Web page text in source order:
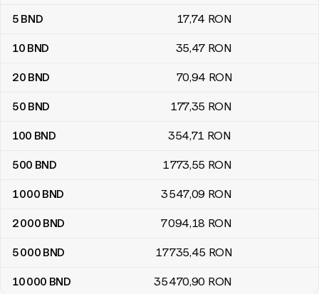
5 BND 17,74 RON
10 BND 35,47 RON
20 BND 70,94 RON
50 BND 177,35 RON
100 BND 354,71 RON
500 BND 1 773,55 RON
1 000 BND 3 547,09 RON
2 000 BND 7 094,18 RON
5 000 BND 17 735,45 RON
10 000 BND 35 470,90 RON